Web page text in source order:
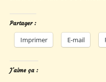
Partager :
Imprimer E-mail
J’aime ça :